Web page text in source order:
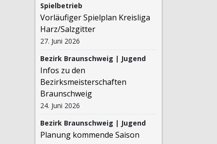
Spielbetrieb
Vorläufiger Spielplan Kreisliga
Harz/Salzgitter
27. Juni 2026
Bezirk Braunschweig | Jugend
Infos zu den
Bezirksmeisterschaften
Braunschweig
24. Juni 2026
Bezirk Braunschweig | Jugend
Planung kommende Saison